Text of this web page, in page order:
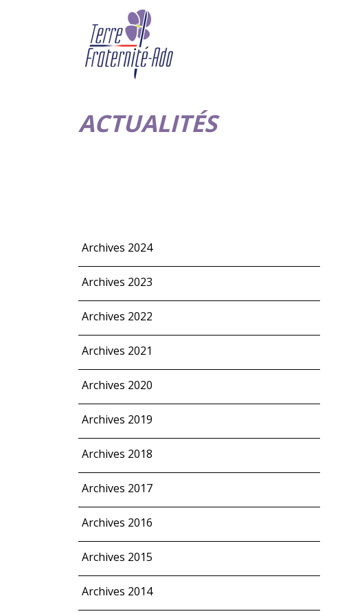
ACTUALITÉS
Archives 2024
Archives 2023
Archives 2022
Archives 2021
Archives 2020
Archives 2019
Archives 2018
Archives 2017
Archives 2016
Archives 2015
Archives 2014